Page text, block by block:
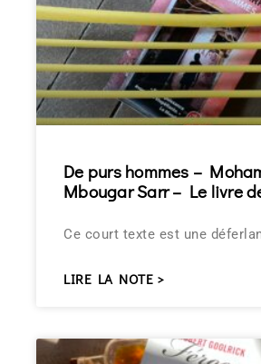
De purs hommes –
Mbougar Sarr – Le livre
Ce court texte est une
LIRE LA NOTE >